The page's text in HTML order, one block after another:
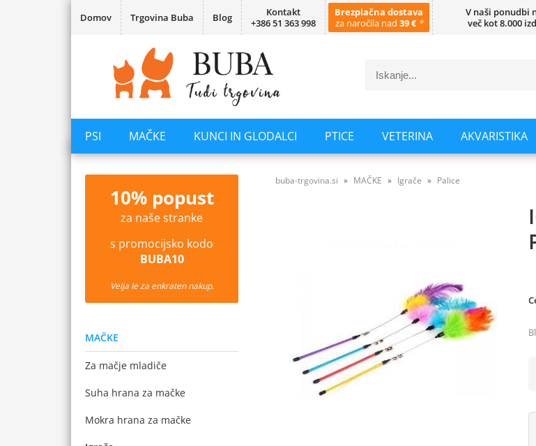
Domov Trgovina Buba Blog
Kontakt
+386 51 363 998
Brezplačna dostava
za naročila nad 39 € *
V naši ponudbi
več kot 8.000
PSI MAČKE KUNCI IN GLODALCI PTICE VETERINA AKVARISTIKA
10% popust
za naše stranke
s promocijsko kodo
BUBA10
Velja le za enkraten nakup.
MAČKE
Za mačje mladiče
Suha hrana za mačke
Mokra hrana za mačke
buba-trgovina.si MAČKE Igrače Palice